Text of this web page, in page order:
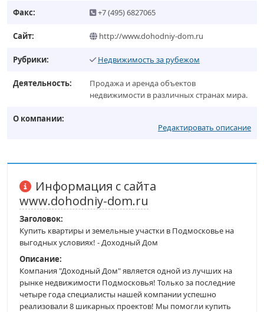
Факс: +7 (495) 6827065
Сайт: http://www.dohodniy-dom.ru
Рубрики: Недвижимость за рубежом
Деятельность:
Продажа и аренда объектов
недвижимости в различных странах мира.
О компании:
Редактировать описание
Информация с сайта
www.dohodniy-dom.ru
Заголовок:
Купить квартиры и земельные участки в Подмосковье на
выгодных условиях! - Доходный Дом
Описание:
Компания "Доходный Дом" является одной из лучших на
рынке недвижимости Подмосковья! Только за последние
четыре года специалисты нашей компании успешно
реализовали 8 шикарных проектов! Мы помогли купить